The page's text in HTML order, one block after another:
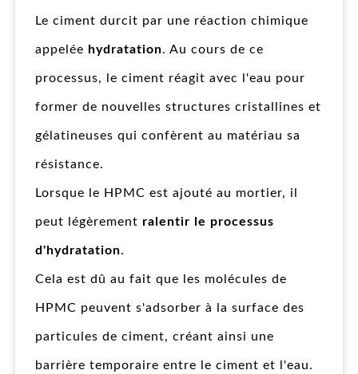
Le ciment durcit par une réaction chimique
appelée hydratation. Au cours de ce
processus, le ciment réagit avec l'eau pour
former de nouvelles structures cristallines et
gélatineuses qui confèrent au matériau sa
résistance.
Lorsque le HPMC est ajouté au mortier, il
peut légèrement ralentir le processus
d'hydratation.
Cela est dû au fait que les molécules de
HPMC peuvent s'adsorber à la surface des
particules de ciment, créant ainsi une
barrière temporaire entre le ciment et l'eau.